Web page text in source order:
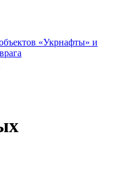
«Укрнафты» и